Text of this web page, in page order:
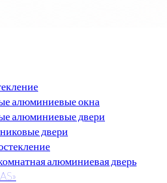
алюминиевые окна
алюминиевые двери
двери
алюминиевая дверь